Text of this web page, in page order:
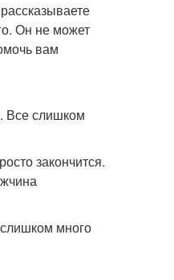
Он не может
вам
Все слишком
закончится.
много